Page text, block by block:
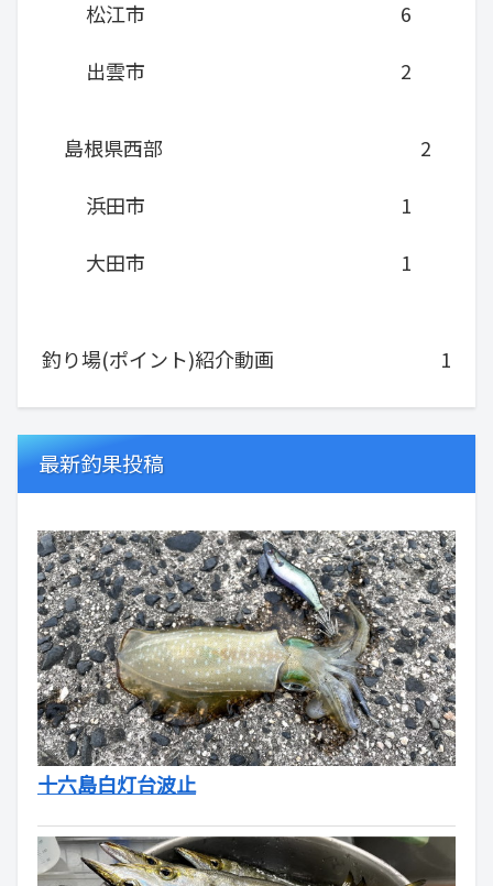
松江市
6
出雲市
2
島根県西部
2
浜田市
1
大田市
1
釣り場(ポイント)紹介動画 1
最新釣果投稿
十六島白灯台波止